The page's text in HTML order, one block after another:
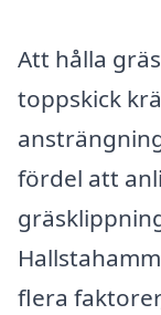
Att hålla
toppskick
fördel att
flera